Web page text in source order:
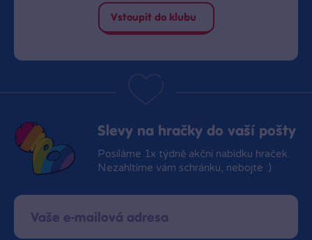
Vstoupit do klubu
Slevy na hračky do vaší pošty
Posíláme 1x týdně akční nabídku hraček.
Nezahltíme vám schránku, nebojte :)